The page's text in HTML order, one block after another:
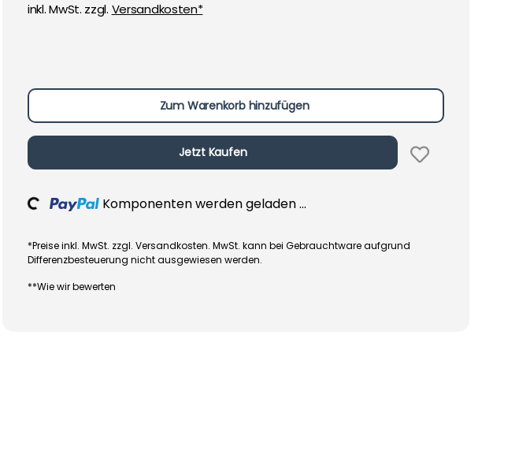
inkl. MwSt. zzgl. Versandkosten*
Zum Warenkorb hinzufügen
Jetzt Kaufen
Loading... Komponenten werden geladen ...
*Preise inkl. MwSt. zzgl. Versandkosten. MwSt. kann bei Gebrauchtware aufgrund
Differenzbesteuerung nicht ausgewiesen werden.
**Wie wir bewerten